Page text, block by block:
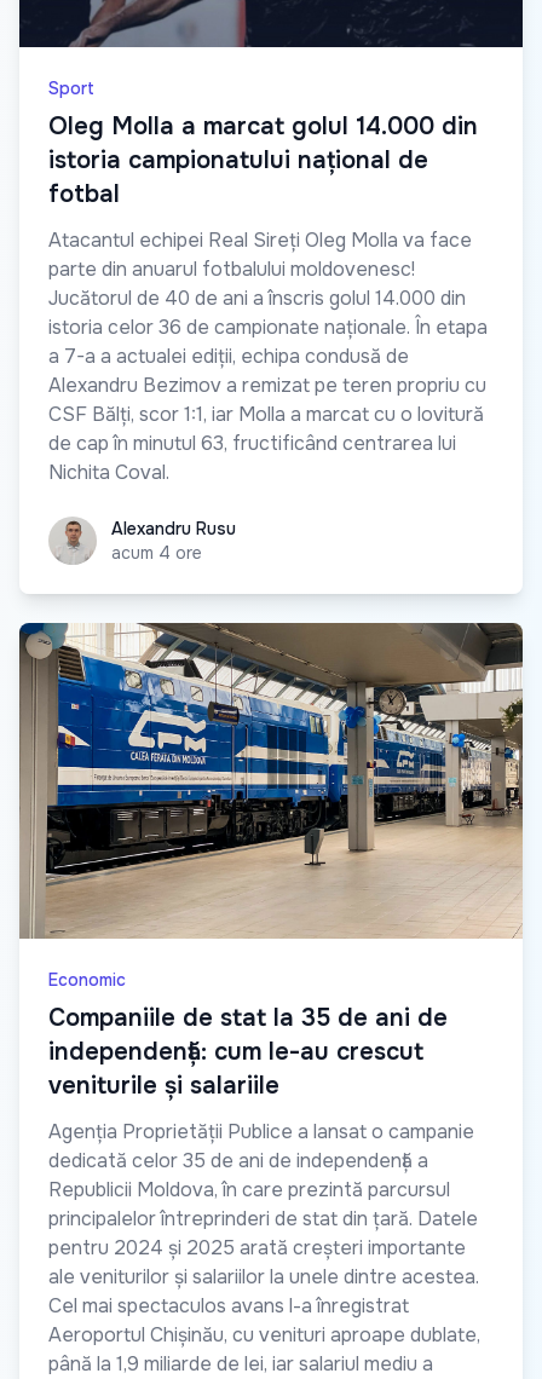
Sport
Oleg Molla a marcat golul 14.000 din
istoria campionatului național de
fotbal
Atacantul echipei Real Sireți Oleg Molla va face
parte din anuarul fotbalului moldovenesc!
Jucătorul de 40 de ani a înscris golul 14.000 din
istoria celor 36 de campionate naționale. În etapa
a 7-a a actualei ediții, echipa condusă de
Alexandru Bezimov a remizat pe teren propriu cu
CSF Bălți, scor 1:1, iar Molla a marcat cu o lovitură
de cap în minutul 63, fructificând centrarea lui
Nichita Coval.
Alexandru Rusu
Alexandru Rusu
acum 4 ore
Economic
Companiile de stat la 35 de ani de
independență: cum le-au crescut
veniturile și salariile
Agenția Proprietății Publice a lansat o campanie
dedicată celor 35 de ani de independență a
Republicii Moldova, în care prezintă parcursul
principalelor întreprinderi de stat din țară. Datele
pentru 2024 și 2025 arată creșteri importante
ale veniturilor și salariilor la unele dintre acestea.
Cel mai spectaculos avans l-a înregistrat
Aeroportul Chișinău, cu venituri aproape dublate,
până la 1,9 miliarde de lei, iar salariul mediu a